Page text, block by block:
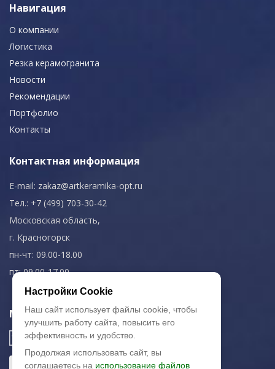
Навигация
О компании
Логистика
Резка керамогранита
Новости
Рекомендации
Портфолио
Контакты
Контактная информация
E-mail: zakaz@artkeramika-opt.ru
Тел.: +7 (499) 703-30-42
Московская область,
г. Красногорск
пн-чт: 09.00-18.00
пт: 09.00-17.00
Мы в соц. сетях
Настройки Cookie
Наш сайт использует файлы cookie, чтобы
улучшить работу сайта, повысить его
эффективность и удобство.
Продолжая использовать сайт, вы
соглашаетесь на использование файлов